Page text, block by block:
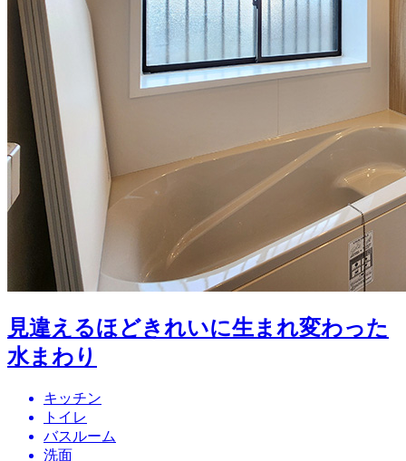
見違えるほどきれいに生まれ変わった
水まわり
キッチン
トイレ
バスルーム
洗面